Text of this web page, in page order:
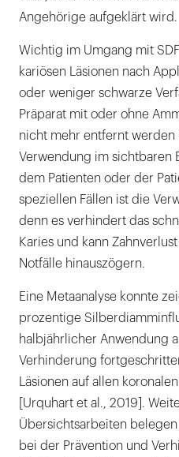
Angehörige aufgeklärt wird.
Wichtig im Umgang mit
kariösen Läsionen nach
oder weniger schwarze
Präparat mit oder ohne
nicht mehr entfernt werden
Verwendung im sichtbaren
dem Patienten oder der
speziellen Fällen ist die
denn es verhindert das
Karies und kann
Notfälle hinauszögern.
Eine Metaanalyse konnte
prozentige
halbjährlicher Anwendung
Verhinderung
Läsionen auf allen
[Urquhart et al., 2019].
Übersichtsarbeiten
bei der Prävention und